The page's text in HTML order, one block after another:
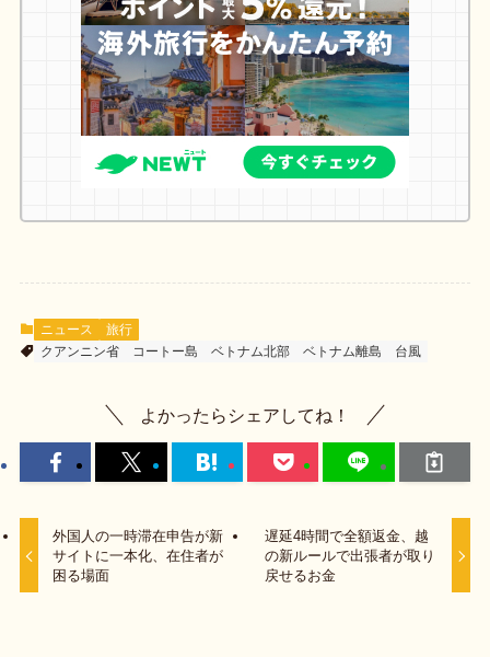
ニュース
旅行
クアンニン省
コートー島 ベトナム北部 ベトナム離島 台風
よかったらシェアしてね！
外国人の一時滞在申告が新
サイトに一本化、在住者が
困る場面
遅延4時間で全額返金、越
の新ルールで出張者が取り
戻せるお金